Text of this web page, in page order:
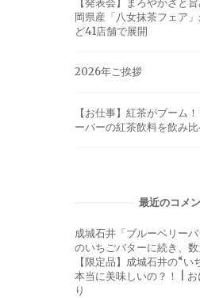
岡県産「八女抹茶フェア
ど41店舗で展開
2026年ご挨拶
【お仕事】紅茶がブーム
ーパーの紅茶飲料を飲み
最近のコメ
成城石井「ブルーベリー
のいちごバターに続き、
【限定品】成城石井の“い
本当に美味しいの？！ |
り